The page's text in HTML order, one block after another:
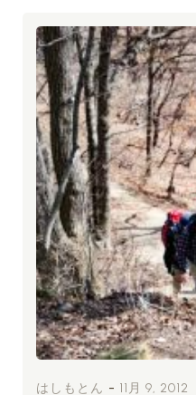
はしもとん - 11月 9, 2012